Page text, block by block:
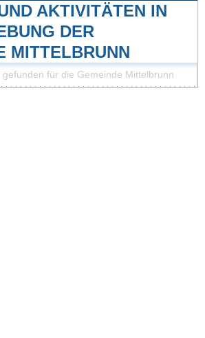
AKTIVITÄTEN IN
DER
MITTELBRUNN
gefunden für die Gemeinde Mittelbrunn